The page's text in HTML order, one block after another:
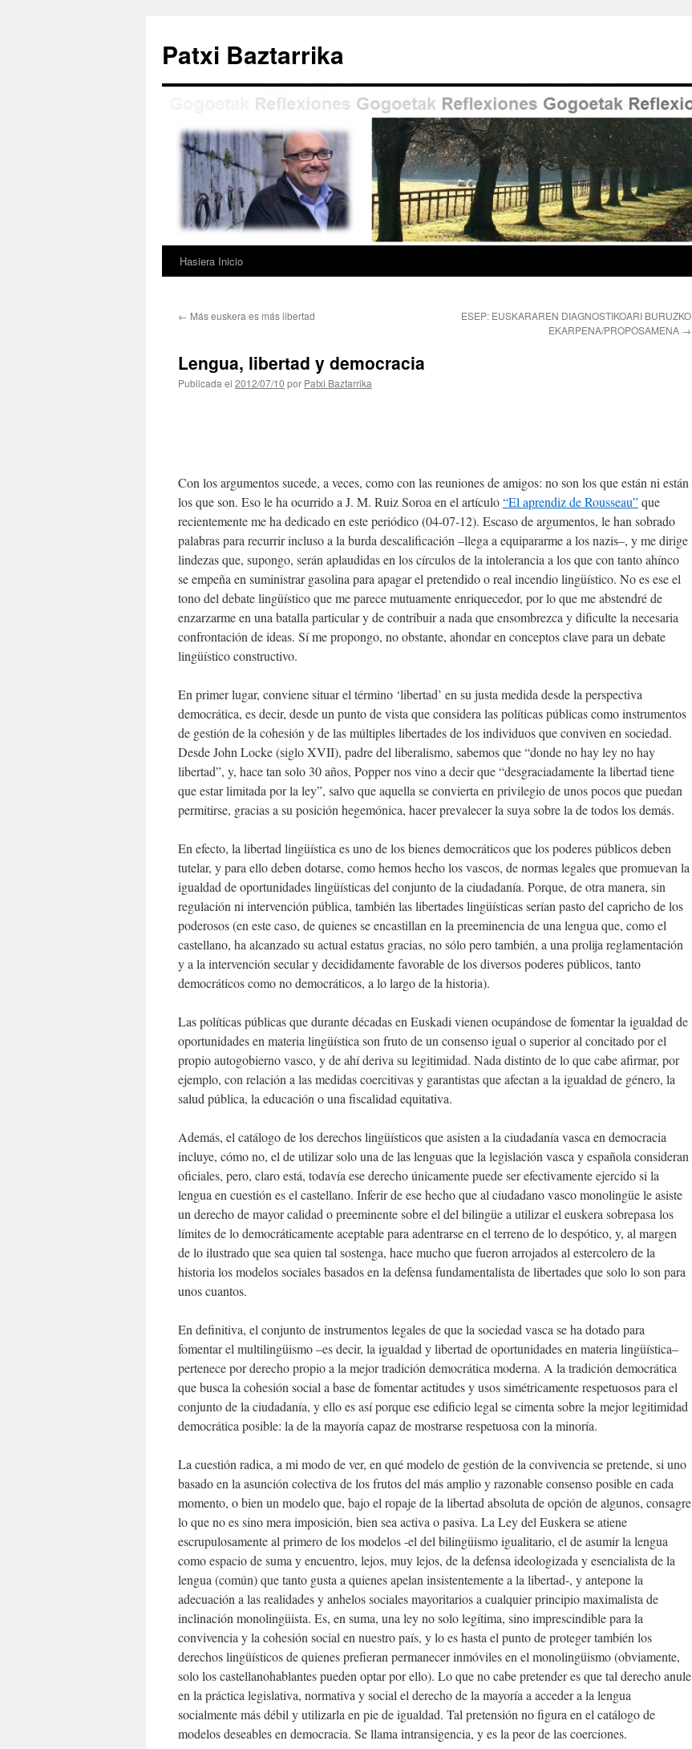
contenido
Patxi Baztarrika
Hasiera Inicio
← Más euskera es más libertad
ESEP: EUSKARAREN DIAGNOSTIKOARI BURUZKO
EKARPENA/PROPOSAMENA →
Lengua, libertad y democracia
Publicada el 2012/07/10 por Patxi Baztarrika
Con los argumentos sucede, a veces, como con las reuniones de amigos: no son los que están ni están
los que son. Eso le ha ocurrido a J. M. Ruiz Soroa en el artículo“El aprendiz de Rousseau”que
recientemente me ha dedicado en este periódico (04-07-12). Escaso de argumentos, le han sobrado
palabras para recurrir incluso a la burda descalificación –llega a equipararme a los nazis–, y me dirige
lindezas que, supongo, serán aplaudidas en los círculos de la intolerancia a los que con tanto ahínco
se empeña en suministrar gasolina para apagar el pretendido o real incendio lingüístico. No es ese el
tono del debate lingüístico que me parece mutuamente enriquecedor, por lo que me abstendré de
enzarzarme en una batalla particular y de contribuir a nada que ensombrezca y dificulte la necesaria
confrontación de ideas. Sí me propongo, no obstante, ahondar en conceptos clave para un debate
lingüístico constructivo.
En primer lugar, conviene situar el término ‘libertad’ en su justa medida desde la perspectiva
democrática, es decir, desde un punto de vista que considera las políticas públicas como instrumentos
de gestión de la cohesión y de las múltiples libertades de los individuos que conviven en sociedad.
Desde John Locke (siglo XVII), padre del liberalismo, sabemos que “donde no hay ley no hay
libertad”, y, hace tan solo 30 años, Popper nos vino a decir que “desgraciadamente la libertad tiene
que estar limitada por la ley”, salvo que aquella se convierta en privilegio de unos pocos que puedan
permitirse, gracias a su posición hegemónica, hacer prevalecer la suya sobre la de todos los demás.
En efecto, la libertad lingüística es uno de los bienes democráticos que los poderes públicos deben
tutelar, y para ello deben dotarse, como hemos hecho los vascos, de normas legales que promuevan la
igualdad de oportunidades lingüísticas del conjunto de la ciudadanía. Porque, de otra manera, sin
regulación ni intervención pública, también las libertades lingüísticas serían pasto del capricho de los
poderosos (en este caso, de quienes se encastillan en la preeminencia de una lengua que, como el
castellano, ha alcanzado su actual estatus gracias, no sólo pero también, a una prolija reglamentación
y a la intervención secular y decididamente favorable de los diversos poderes públicos, tanto
democráticos como no democráticos, a lo largo de la historia).
Las políticas públicas que durante décadas en Euskadi vienen ocupándose de fomentar la igualdad de
oportunidades en materia lingüística son fruto de un consenso igual o superior al concitado por el
propio autogobierno vasco, y de ahí deriva su legitimidad. Nada distinto de lo que cabe afirmar, por
ejemplo, con relación a las medidas coercitivas y garantistas que afectan a la igualdad de género, la
salud pública, la educación o una fiscalidad equitativa.
Además, el catálogo de los derechos lingüísticos que asisten a la ciudadanía vasca en democracia
incluye, cómo no, el de utilizar solo una de las lenguas que la legislación vasca y española consideran
oficiales, pero, claro está, todavía ese derecho únicamente puede ser efectivamente ejercido si la
lengua en cuestión es el castellano. Inferir de ese hecho que al ciudadano vasco monolingüe le asiste
un derecho de mayor calidad o preeminente sobre el del bilingüe a utilizar el euskera sobrepasa los
límites de lo democráticamente aceptable para adentrarse en el terreno de lo despótico, y, al margen
de lo ilustrado que sea quien tal sostenga, hace mucho que fueron arrojados al estercolero de la
historia los modelos sociales basados en la defensa fundamentalista de libertades que solo lo son para
unos cuantos.
En definitiva, el conjunto de instrumentos legales de que la sociedad vasca se ha dotado para
fomentar el multilingüismo –es decir, la igualdad y libertad de oportunidades en materia lingüística–
pertenece por derecho propio a la mejor tradición democrática moderna. A la tradición democrática
que busca la cohesión social a base de fomentar actitudes y usos simétricamente respetuosos para el
conjunto de la ciudadanía, y ello es así porque ese edificio legal se cimenta sobre la mejor legitimidad
democrática posible: la de la mayoría capaz de mostrarse respetuosa con la minoría.
La cuestión radica, a mi modo de ver, en qué modelo de gestión de la convivencia se pretende, si uno
basado en la asunción colectiva de los frutos del más amplio y razonable consenso posible en cada
momento, o bien un modelo que, bajo el ropaje de la libertad absoluta de opción de algunos, consagre
lo que no es sino mera imposición, bien sea activa o pasiva. La Ley del Euskera se atiene
escrupulosamente al primero de los modelos -el del bilingüismo igualitario, el de asumir la lengua
como espacio de suma y encuentro, lejos, muy lejos, de la defensa ideologizada y esencialista de la
lengua (común) que tanto gusta a quienes apelan insistentemente a la libertad-, y antepone la
adecuación a las realidades y anhelos sociales mayoritarios a cualquier principio maximalista de
inclinación monolingüista. Es, en suma, una ley no solo legítima, sino imprescindible para la
convivencia y la cohesión social en nuestro país, y lo es hasta el punto de proteger también los
derechos lingüísticos de quienes prefieran permanecer inmóviles en el monolingüismo (obviamente,
solo los castellanohablantes pueden optar por ello). Lo que no cabe pretender es que tal derecho anule
en la práctica legislativa, normativa y social el derecho de la mayoría a acceder a la lengua
socialmente más débil y utilizarla en pie de igualdad. Tal pretensión no figura en el catálogo de
modelos deseables en democracia. Se llama intransigencia, y es la peor de las coerciones.